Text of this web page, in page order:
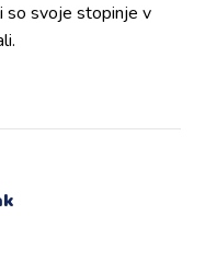
so svoje stopinje v